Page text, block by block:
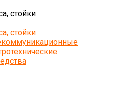
стойки
стойки